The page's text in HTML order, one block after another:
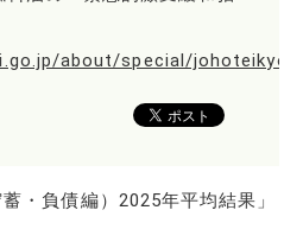
about/special/
・負債編）2025年平均結果」